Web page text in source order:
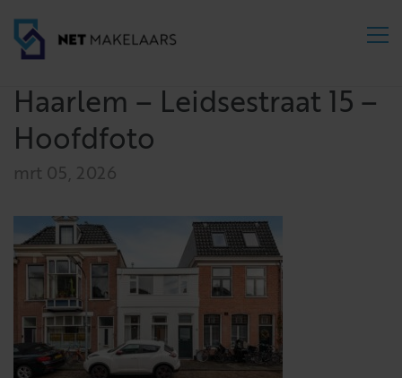
Haarlem – Leidsestraat 15 –
Hoofdfoto
mrt 05, 2026